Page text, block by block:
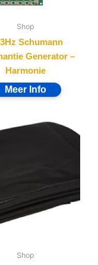
Shop
Schumann
Generator –
Harmonie
Shop